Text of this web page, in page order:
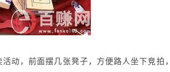
，前面摆几张凳子，方便路人坐下竞拍，